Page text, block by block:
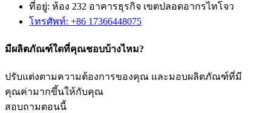
ที่อยู่: ห้อง 232 อาคารธุรกิจ เขตปลอดอากรไทโจว
โทรศัพท์: +86 17366448075
มีผลิตภัณฑ์ใดที่คุณชอบบ้างไหม?
ปรับแต่งตามความต้องการของคุณ และมอบผลิตภัณฑ์ที่มี
คุณค่ามากขึ้นให้กับคุณ
สอบถามตอนนี้